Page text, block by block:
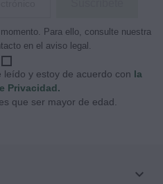
Para ello, consulte nuestra
en el aviso legal.
y estoy de acuerdo con la
Privacidad.
que ser mayor de edad.
